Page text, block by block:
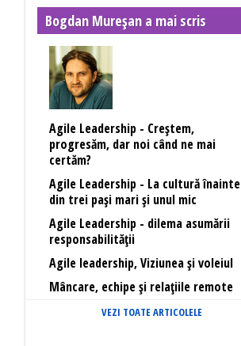
Bogdan Mureşan a mai scris
Agile Leadership - Creștem,
progresăm, dar noi când ne mai
certăm?
Agile Leadership - La cultură înainte
din trei pași mari și unul mic
Agile Leadership - dilema asumării
responsabilității
Agile leadership, Viziunea și voleiul
Mâncare, echipe și relațiile remote
VEZI TOATE ARTICOLELE